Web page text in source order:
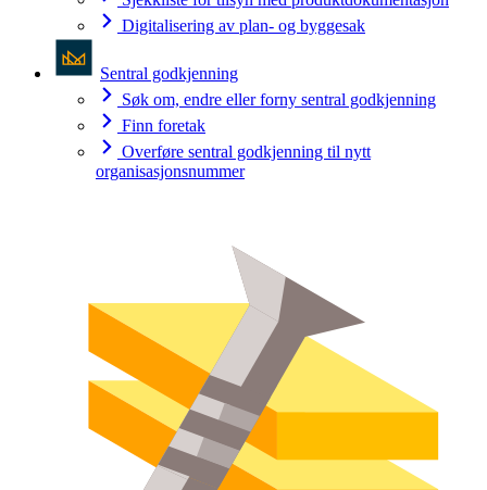
Digitalisering av plan- og byggesak
Sentral godkjenning
Søk om, endre eller forny sentral godkjenning
Finn foretak
Overføre sentral godkjenning til nytt
organisasjonsnummer